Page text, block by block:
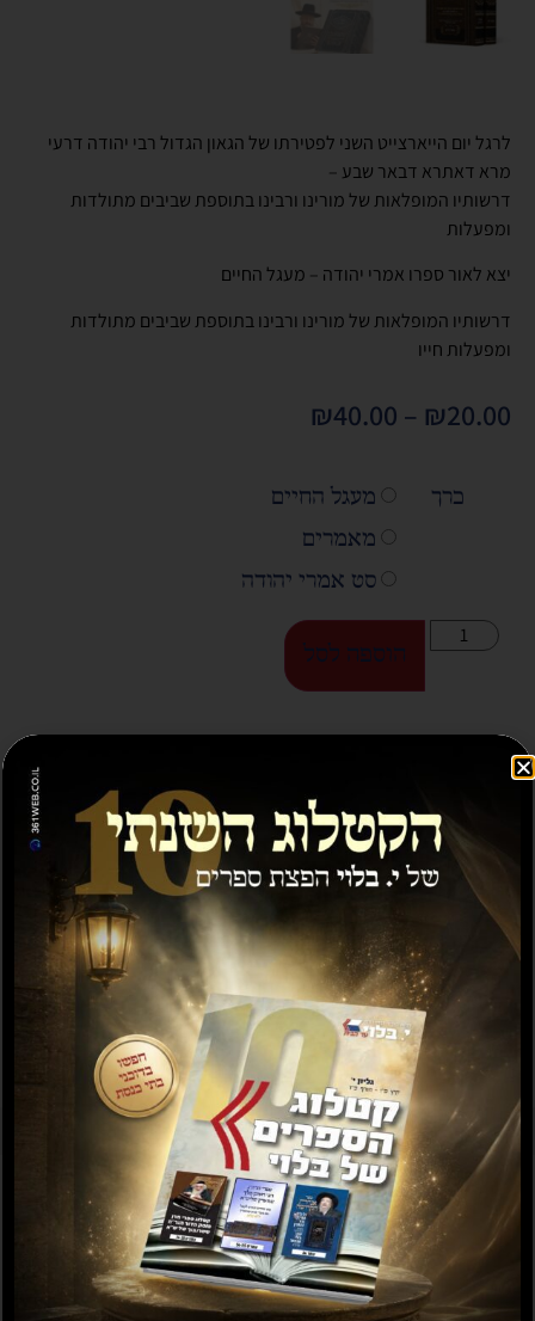
לרגל יום הייארצייט השני לפטירתו של הגאון הגדול רבי יהודה דרעי
מרא דאתרא דבאר שבע –
דרשותיו המופלאות של מורינו ורבינו בתוספת שביבים מתולדות
ומפעלות
יצא לאור ספרו אמרי יהודה – מעגל החיים
דרשותיו המופלאות של מורינו ורבינו בתוספת שביבים מתולדות
ומפעלות חייו
₪20.00
–
₪40.00
כרך
מעגל החיים
מאמרים
סט אמרי יהודה
הוספה לסל
ספרים נוספים שיעניינו אותך...
תורת איסור והיתר
₪60.00 ₪30.00
מבצע
תורה כפשוטה
35.00 ₪25.00